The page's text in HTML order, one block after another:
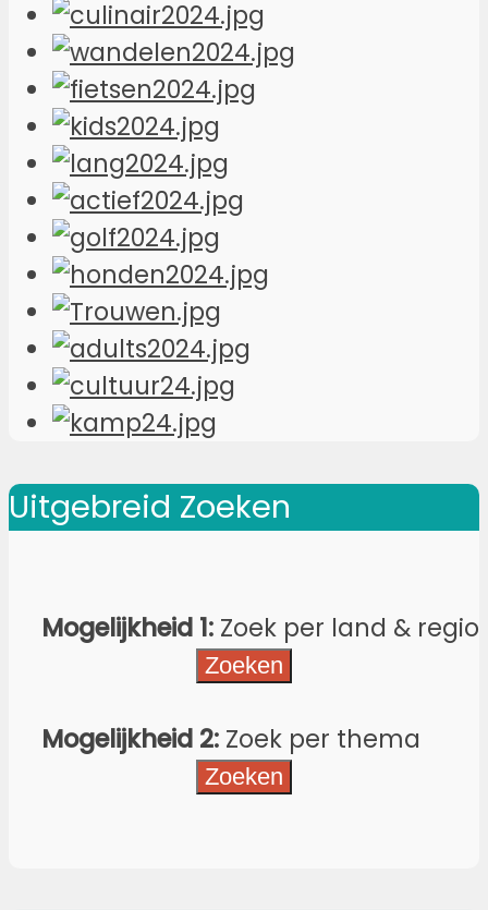
Uitgebreid Zoeken
Mogelijkheid 1: Zoek per land & regio
Mogelijkheid 2: Zoek per thema